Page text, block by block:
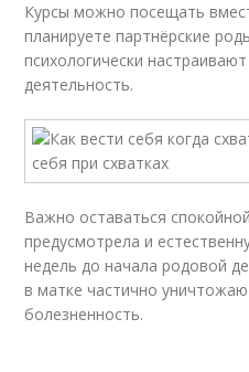
Курсы можно посещать
планируете партнёрские
психологически
деятельность.
Важно оставаться
предусмотрела и
недель до начала родовой
в матке частично
болезненность.